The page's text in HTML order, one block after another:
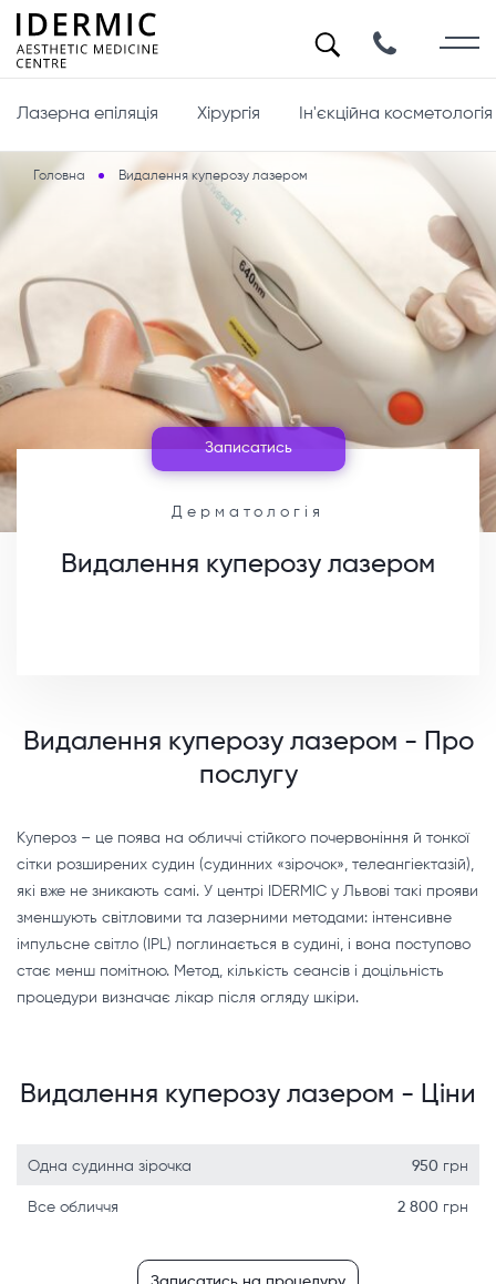
Лазерна епіляція Хірургія Ін'єкційна косметологія
Головна Видалення куперозу лазером
Дерматологія
Видалення куперозу лазером
Записатись
Видалення куперозу лазером - Про
послугу
Купероз – це поява на обличчі стійкого почервоніння й тонкої
сітки розширених судин (судинних «зірочок», телеангіектазій),
які вже не зникають самі. У центрі IDERMIC у Львові такі прояви
зменшують світловими та лазерними методами: інтенсивне
імпульсне світло (IPL) поглинається в судині, і вона поступово
стає менш помітною. Метод, кількість сеансів і доцільність
процедури визначає лікар після огляду шкіри.
Видалення куперозу лазером - Ціни
Одна судинна зірочка 950 грн
Все обличчя 2 800 грн